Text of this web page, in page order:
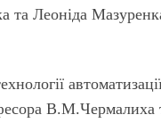
Леоніда
В.М.Чермалиха